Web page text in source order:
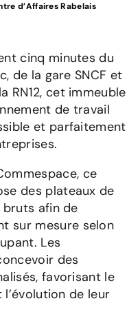
d’Affaires Rabelais
cinq minutes du
de la gare SNCF et
RN12, cet immeuble
de travail
et parfaitement
ce
des plateaux de
bruts afin de
sur mesure selon
Les
des
favorisant le
de leur